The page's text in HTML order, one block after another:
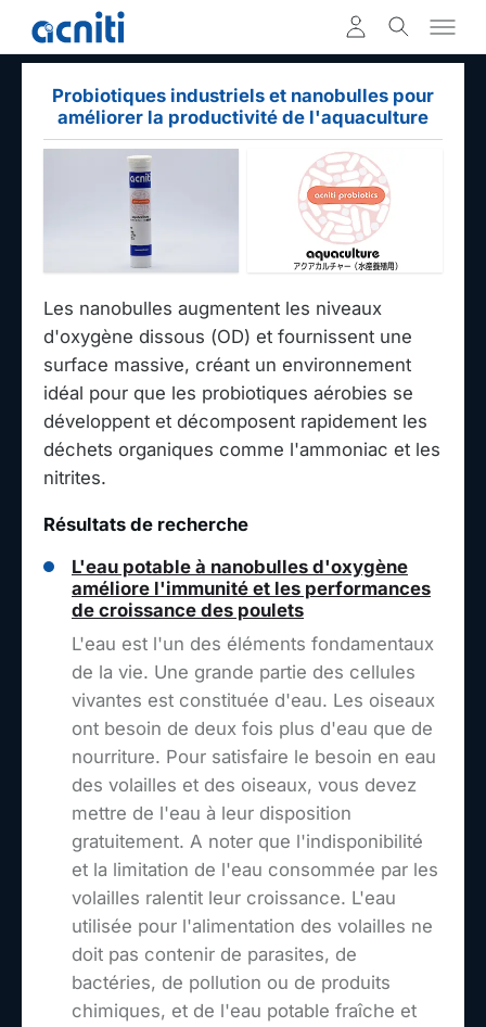
Probiotiques industriels et nanobulles pour
améliorer la productivité de l'aquaculture
Les nanobulles augmentent les niveaux
d'oxygène dissous (OD) et fournissent une
surface massive, créant un environnement
idéal pour que les probiotiques aérobies se
développent et décomposent rapidement les
déchets organiques comme l'ammoniac et les
nitrites.
Résultats de recherche
L'eau potable à nanobulles d'oxygène
améliore l'immunité et les performances
de croissance des poulets
L'eau est l'un des éléments fondamentaux
de la vie. Une grande partie des cellules
vivantes est constituée d'eau. Les oiseaux
ont besoin de deux fois plus d'eau que de
nourriture. Pour satisfaire le besoin en eau
des volailles et des oiseaux, vous devez
mettre de l'eau à leur disposition
gratuitement. A noter que l'indisponibilité
et la limitation de l'eau consommée par les
volailles ralentit leur croissance. L'eau
utilisée pour l'alimentation des volailles ne
doit pas contenir de parasites, de
bactéries, de pollution ou de produits
chimiques, et de l'eau potable fraîche et